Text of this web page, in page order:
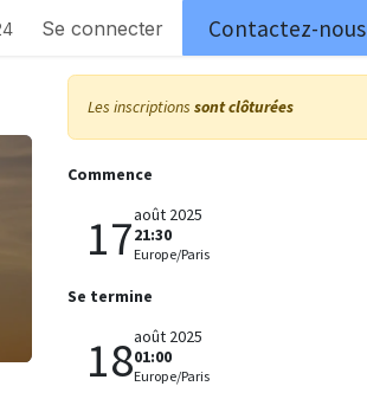
Postes centre de loisir
Se connecter Contactez-nous
Les inscriptions sont clôturées
Commence
17août 2025
21:30
Europe/Paris
Se termine
18août 2025
01:00
Europe/Paris